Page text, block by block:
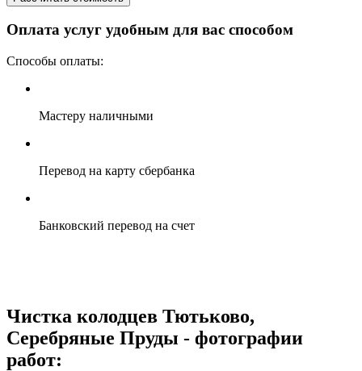
Оплата услуг удобным для вас способом
Способы оплаты:
Мастеру наличными
Перевод на карту сбербанка
Банковский перевод на счет
Чистка колодцев Тютьково,
Серебряные Пруды - фотографии
работ: